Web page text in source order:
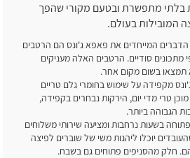
בלתי מתפשרת ובטעם מקורי שהפך
המובילות בעולם.
המייחדים את פאפא ג'ונס הם הרטבים
מתכונים סודיים. הרטבים האלה מעניקים
תמצאו בשום מקום אחר.
מקפידה על שימוש בחומרי גלם טריים
טרי מדי יום, הירקות נבחרים בקפידה,
הגבוהה ביותר.
בשעות נרחבות ומציעה שירותי משלוחים
יוכלו ליהנות משי של שוברים לפיצה
חלק מהסניפים פתוחים גם בשבח.